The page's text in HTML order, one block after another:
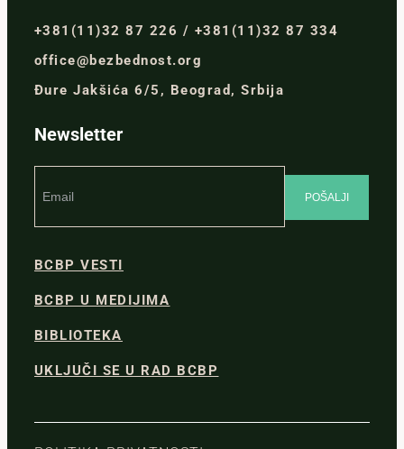
+381(11)32 87 226 / +381(11)32 87 334
office@bezbednost.org
Đure Jakšića 6/5, Beograd, Srbija
Newsletter
BCBP VESTI
BCBP U MEDIJIMA
BIBLIOTEKA
UKLJUČI SE U RAD BCBP